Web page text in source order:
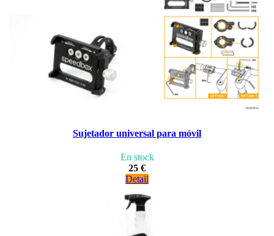
Sujetador universal para móvil
En stock
25 €
Detail